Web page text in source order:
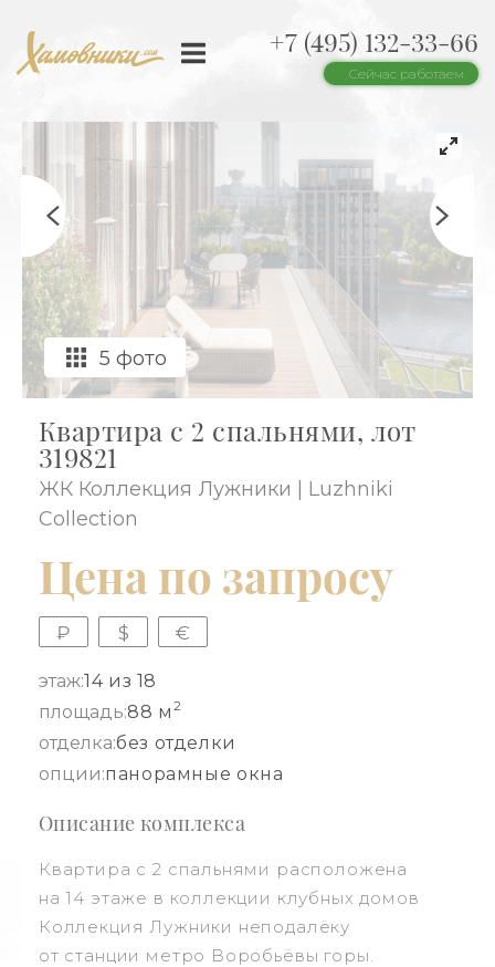
+7 (495) 132-33-66
Сейчас работаем
5 фото
Квартира с 2 спальнями, лот
319821
ЖК Коллекция Лужники | Luzhniki
Collection
Цена по запросу
₽ $ €
этаж:14 из 18
площадь:88 м 2
отделка:без отделки
опции:панорамные окна
Описание комплекса
Квартира с 2 спальнями расположена
на 14 этаже в коллекции клубных домов
Коллекция Лужники неподалёку
от станции метро Воробьёвы горы.